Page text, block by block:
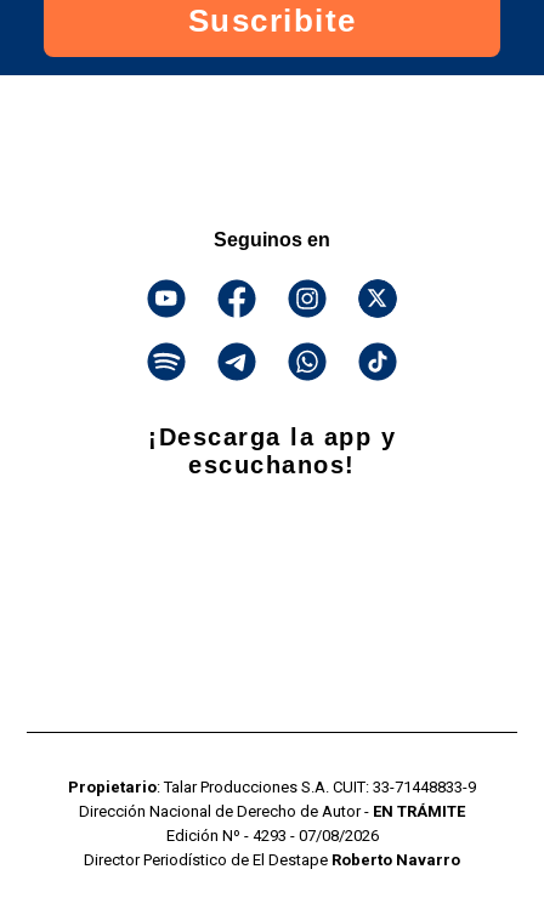
Suscribite
Seguinos en
¡Descarga la app y
escuchanos!
Propietario: Talar Producciones S.A. CUIT: 33-71448833-9
Dirección Nacional de Derecho de Autor - EN TRÁMITE
Edición Nº - 4293 - 07/08/2026
Director Periodístico de El Destape Roberto Navarro